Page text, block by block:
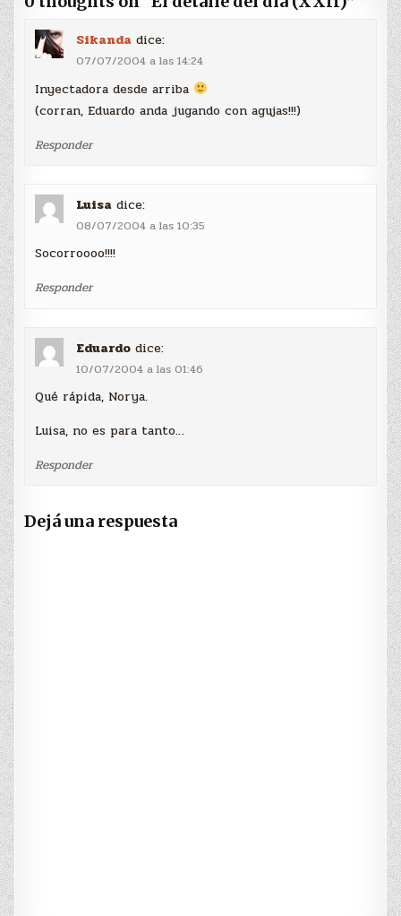
Sikanda dice:
07/07/2004 a las 14:24
Inyectadora desde arriba
(corran, Eduardo anda jugando con agujas!!!)
Responder
Luisa dice:
08/07/2004 a las 10:35
Socorroooo!!!!
Responder
Eduardo dice:
10/07/2004 a las 01:46
Qué rápida, Norya.
Luisa, no es para tanto…
Responder
Dejá una respuesta